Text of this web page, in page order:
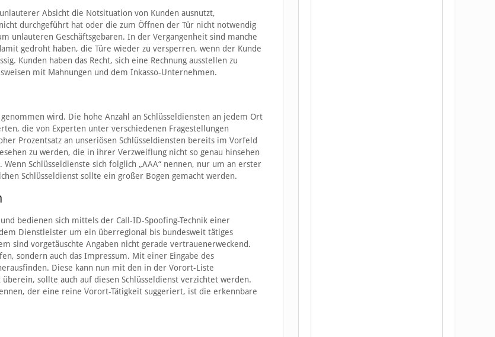
Absicht die Notsituation von Kunden ausnutzt,
durchgeführt hat oder die zum Öffnen der Tür nicht notwendig
unlauteren Geschäftsgebaren. In der Vergangenheit sind manche
gedroht haben, die Türe wieder zu versperren, wenn der Kunde
Kunden haben das Recht, sich eine Rechnung ausstellen zu
mit Mahnungen und dem Inkasso-Unternehmen.
wird. Die hohe Anzahl an Schlüsseldiensten an jedem Ort
die von Experten unter verschiedenen Fragestellungen
Prozentsatz an unseriösen Schlüsseldiensten bereits im Vorfeld
zu werden, die in ihrer Verzweiflung nicht so genau hinsehen
Schlüsseldienste sich folglich „AAA“ nennen, nur um an erster
Schlüsseldienst sollte ein großer Bogen gemacht werden.
bedienen sich mittels der Call-ID-Spoofing-Technik einer
Dienstleister um ein überregional bis bundesweit tätiges
sind vorgetäuschte Angaben nicht gerade vertrauenerweckend.
sondern auch das Impressum. Mit einer Eingabe des
Diese kann nun mit den in der Vorort-Liste
sollte auch auf diesen Schlüsseldienst verzichtet werden.
der eine reine Vorort-Tätigkeit suggeriert, ist die erkennbare